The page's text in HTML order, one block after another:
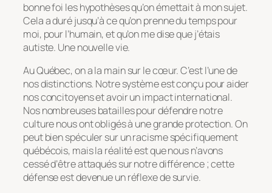
bonne foi les hypothèses qu’on émettait à mon sujet.
Cela a duré jusqu’à ce qu’on prenne du temps pour
moi, pour l’humain, et qu’on me dise que j’étais
autiste. Une nouvelle vie.
Au Québec, on a la main sur le cœur. C’est l’une de
nos distinctions. Notre système est conçu pour aider
nos concitoyens et avoir un impact international.
Nos nombreuses batailles pour défendre notre
culture nous ont obligés à une grande protection. On
peut bien spéculer sur un racisme spécifiquement
québécois, mais la réalité est que nous n’avons
cessé d’être attaqués sur notre différence ; cette
défense est devenue un réflexe de survie.